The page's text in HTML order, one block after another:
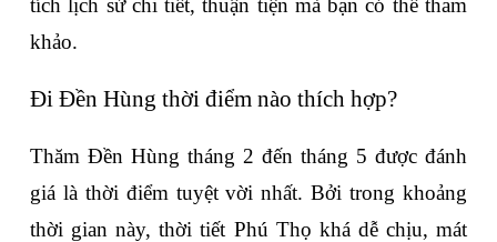
khảo.
Đi Đền Hùng thời điểm nào thích hợp?
Thăm Đền Hùng tháng 2 đến tháng 5 được đánh
giá là thời điểm tuyệt vời nhất. Bởi trong khoảng
thời gian này, thời tiết Phú Thọ khá dễ chịu, mát